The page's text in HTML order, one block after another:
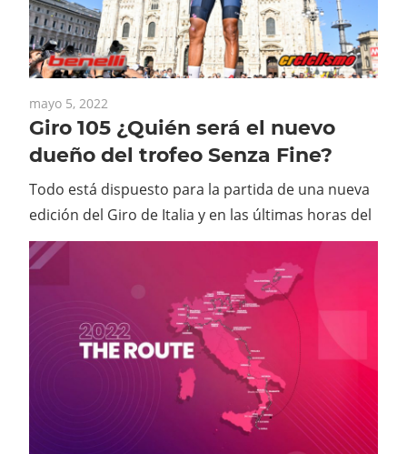
mayo 5, 2022
Giro 105 ¿Quién será el nuevo
dueño del trofeo Senza Fine?
Todo está dispuesto para la partida de una nueva
edición del Giro de Italia y en las últimas horas del